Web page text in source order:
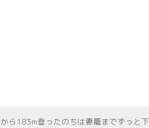
ら183m登ったのちは妻籠までずっと下